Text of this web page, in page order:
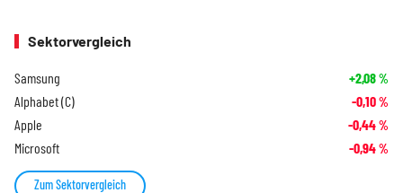
Sektorvergleich
Samsung +2,08%
Alphabet (C) -0,10%
Apple -0,44%
Microsoft -0,94%
Zum Sektorvergleich